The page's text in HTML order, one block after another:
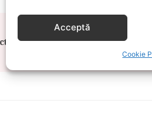
Acceptă
Cookie
dupa